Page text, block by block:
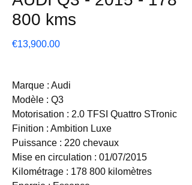
800 kms
€13,900.00Price
Marque : Audi
Modèle : Q3
Motorisation : 2.0 TFSI Quattro STronic
Finition : Ambition Luxe
Puissance : 220 chevaux
Mise en circulation : 01/07/2015
Kilométrage : 178 800 kilomètres